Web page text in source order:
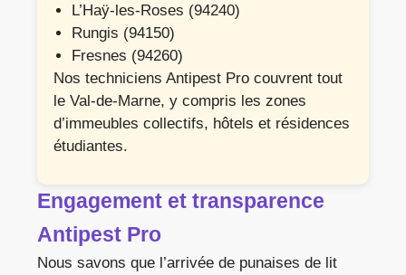
L’Haÿ-les-Roses (94240)
Rungis (94150)
Fresnes (94260)
Nos techniciens Antipest Pro couvrent tout
le Val-de-Marne, y compris les zones
d’immeubles collectifs, hôtels et résidences
étudiantes.
Engagement et transparence
Antipest Pro
Nous savons que l’arrivée de punaises de lit